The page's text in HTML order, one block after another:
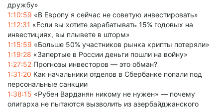
дружбу»
1:10:59 «В Европу я сейчас не советую инвестировать»
1:12:31 «Если вы хотите зарабатывать 15% годовых на
инвестициях, вы плывете в шторм»
1:15:59 «Больше 50% участников рынка крипты потеряли»
1:19:28 «Запертые в России деньги пошли на войну»
1:27:52 Прогнозы инвесторов — это обман?
1:31:20 Как начальники отделов в Сбербанке попали под
персональные санкции
1:38:15 «Рубен Варданян никому не нужен» — почему
олигарха не пытаются вызволить из азербайджанского